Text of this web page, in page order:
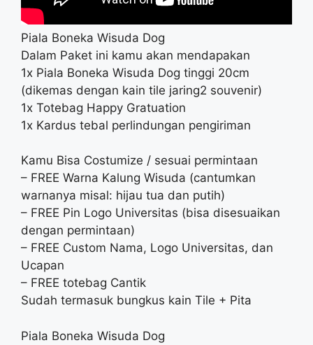
Piala Boneka Wisuda Dog
Dalam Paket ini kamu akan mendapakan
1x Piala Boneka Wisuda Dog tinggi 20cm
(dikemas dengan kain tile jaring2 souvenir)
1x Totebag Happy Gratuation
1x Kardus tebal perlindungan pengiriman
Kamu Bisa Costumize / sesuai permintaan
– FREE Warna Kalung Wisuda (cantumkan
warnanya misal: hijau tua dan putih)
– FREE Pin Logo Universitas (bisa disesuaikan
dengan permintaan)
– FREE Custom Nama, Logo Universitas, dan
Ucapan
– FREE totebag Cantik
Sudah termasuk bungkus kain Tile + Pita
Piala Boneka Wisuda Dog